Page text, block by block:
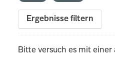
Ergebnisse filtern
Bitte versuch es mit einer